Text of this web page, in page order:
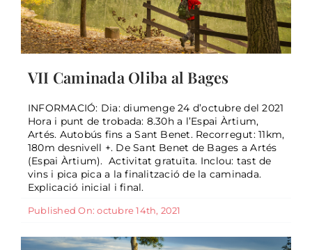
VII Caminada Oliba al Bages
INFORMACIÓ: Dia: diumenge 24 d’octubre del 2021
Hora i punt de trobada: 8.30h a l’Espai Àrtium,
Artés. Autobús fins a Sant Benet. Recorregut: 11km,
180m desnivell +. De Sant Benet de Bages a Artés
(Espai Àrtium). Activitat gratuïta. Inclou: tast de
vins i pica pica a la finalització de la caminada.
Explicació inicial i final.
Published On: octubre 14th, 2021
19 de juliol 2021 – Jornada del
Sector Turístic del Bages
General